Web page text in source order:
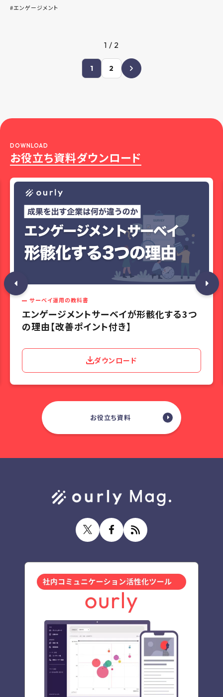
日本語で「士気」や「やる気」を意味
エンゲージメント
いので […]
1 / 2
1 2
お役立ち資料ダウンロード
DOWNLOAD
サーベイ運用の教科書
エンゲージメントサーベイが形骸化する3つ
の理由【改善ポイント付き】
ダウンロード
お役立ち資料